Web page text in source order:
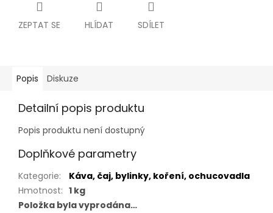
ZEPTAT SE HLÍDAT SDÍLET
Popis Diskuze
Detailní popis produktu
Popis produktu není dostupný
Doplňkové parametry
Kategorie:
Káva, čaj, bylinky, koření, ochucovadla
Hmotnost: 1 kg
Položka byla vyprodána…